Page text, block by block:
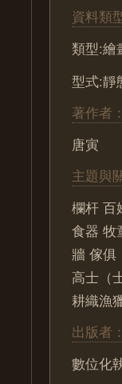
資料類
類型:繪
型式:靜
著作者：
唐寅
主題與
欄杆 百
食器 牧
牆 傢俱
高士（
耕織漁
出版者：
數位化